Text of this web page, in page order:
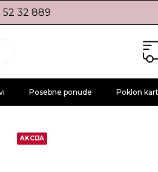
52 32 889
Posebne ponude Poklon
AKCIJA